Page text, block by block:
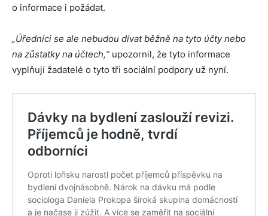
o informace i požádat.
„Úředníci se ale nebudou dívat běžně na tyto účty nebo
na zůstatky na účtech,“upozornil, že tyto informace
vyplňují žadatelé o tyto tři sociální podpory už nyní.